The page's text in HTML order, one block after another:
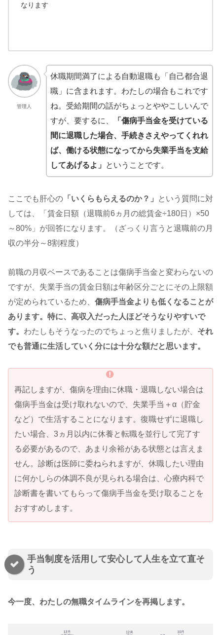
なります
管理人
休職期間満了による自動退職も「自己都合退
職」に含まれます。わたしの場合もこれです
ね。受給期間の話がちょっとややこしいんで
すが、要するに、
「傷病手当金を受けている
間に退職した場合、手続きさえやってくれれ
ば、働ける状態になってから失業手当を支給
してあげるよ」
ということです。
ここでも肝心の 「いくらもらえるのか？」
という質問に対
しては、「賃金日額（退職前6ヵ月の総賃金÷180日）×50
～80%」が回答になります。（ざっくり言うと退職前の月
収の半分～8割程度）
前職の月収ベースであることは傷病手当金と変わらないの
ですが、失業手当の賃金日額は年齢区分ごとにその上限額
が定められているため、 傷病手当金よりも低くなることが
あります。特に、高収入だった人ほどそうなりやすいで
す。 わたしもそうなったのでちょっと焦りましたが、 それ
でも普通に生活していく分には十分な額だと思います。
再記しますが、傷病を理由に休職・退職しない場合は
傷病手当金は受け取れないので、失業手当＋α（貯金
など）で生活することになります。復職せずに退職し
たい場合、3ヵ月以内に休養と転職を並行して完了す
る必要があるので、あまり余裕がある状態とは言えま
せん。診断は医師に委ねられますが、休職したい理由
に何かしらの体調不良が見られる場合は、心療内科で
診断書を書いてもらって傷病手当金を受け取ることを
おすすめします。
手当制度を活用して安心して人生を立て直そ
う
今一度、わたしの無職タイムラインを再掲します。